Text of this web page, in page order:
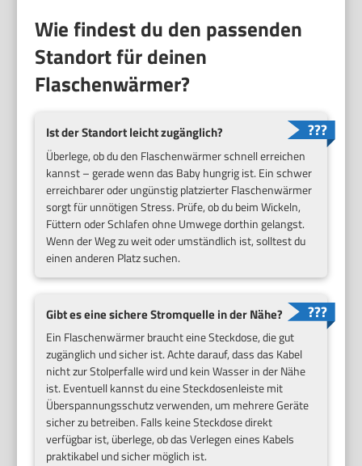
Wie findest du den passenden
Standort für deinen
Flaschenwärmer?
Ist der Standort leicht zugänglich?
Überlege, ob du den Flaschenwärmer schnell erreichen
kannst – gerade wenn das Baby hungrig ist. Ein schwer
erreichbarer oder ungünstig platzierter Flaschenwärmer
sorgt für unnötigen Stress. Prüfe, ob du beim Wickeln,
Füttern oder Schlafen ohne Umwege dorthin gelangst.
Wenn der Weg zu weit oder umständlich ist, solltest du
einen anderen Platz suchen.
Gibt es eine sichere Stromquelle in der Nähe?
Ein Flaschenwärmer braucht eine Steckdose, die gut
zugänglich und sicher ist. Achte darauf, dass das Kabel
nicht zur Stolperfalle wird und kein Wasser in der Nähe
ist. Eventuell kannst du eine Steckdosenleiste mit
Überspannungsschutz verwenden, um mehrere Geräte
sicher zu betreiben. Falls keine Steckdose direkt
verfügbar ist, überlege, ob das Verlegen eines Kabels
praktikabel und sicher möglich ist.